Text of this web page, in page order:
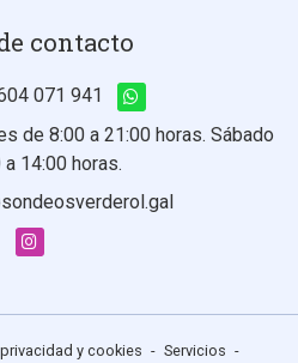
contacto
071 941
de 8:00 a 21:00 horas. Sábado
14:00 horas.
y cookies - Servicios -